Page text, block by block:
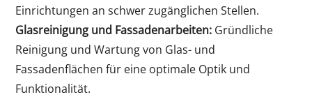
Einrichtungen an schwer zugänglichen Stellen.
Glasreinigung und Fassadenarbeiten: Gründliche
Reinigung und Wartung von Glas- und
Fassadenflächen für eine optimale Optik und
Funktionalität.